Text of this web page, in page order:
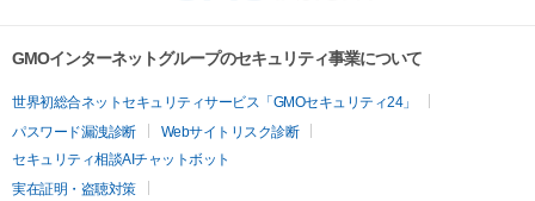
GMOインターネットグループのセキュリティ事業について
世界初総合ネットセキュリティサービス「GMOセキュリティ24」
パスワード漏洩診断
Webサイトリスク診断
セキュリティ相談AIチャットボット
実在証明・盗聴対策